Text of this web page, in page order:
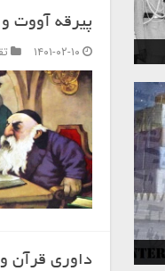
پیرقه آووت
۱۴۰۱-۰۲-۱۰
داوری قرآن
و